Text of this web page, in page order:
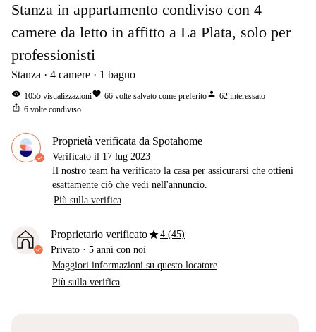
Stanza in appartamento condiviso con 4
camere da letto in affitto a La Plata, solo per
professionisti
Stanza 4 camere 1 bagno
visibility 1055 visualizzazionifavorite 66 volte salvato come preferitoperson 62 interessato
ios_share 6 volte condiviso
Proprietà verificata da Spotahome
Verificato il 17 lug 2023
Il nostro team ha verificato la casa per assicurarsi che ottieni
esattamente ciò che vedi nell'annuncio.
Più sulla verifica
Proprietario verificatostar4 (45)
Privato · 5 anni con noi
Maggiori informazioni su questo locatore
Più sulla verifica